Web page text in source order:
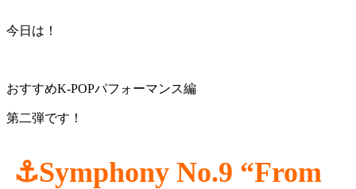
今日は！
おすすめK-POPパフォーマンス編
第二弾です！
⚓Symphony No.9 “From